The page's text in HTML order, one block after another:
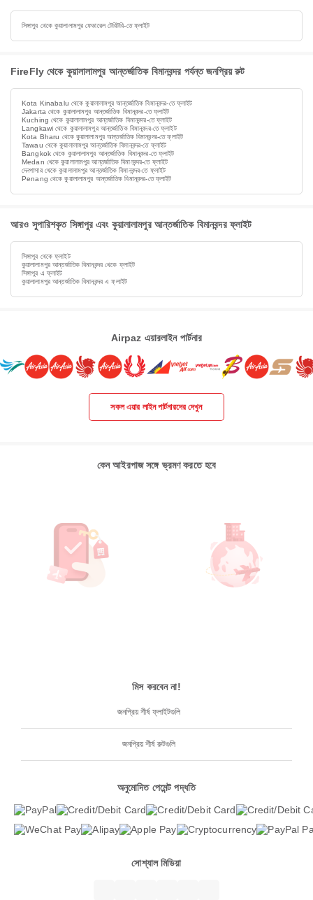
সিঙ্গাপুর থেকে কুয়ালালামপুর ফেডারেল টেরিটরি-তে ফ্লাইট
FireFly থেকে কুয়ালালামপুর আন্তর্জাতিক বিমানবন্দর পর্যন্ত জনপ্রিয় রুট
Kota Kinabalu থেকে কুয়ালালামপুর আন্তর্জাতিক বিমানবন্দর-তে ফ্লাইট
Jakarta থেকে কুয়ালালামপুর আন্তর্জাতিক বিমানবন্দর-তে ফ্লাইট
Kuching থেকে কুয়ালালামপুর আন্তর্জাতিক বিমানবন্দর-তে ফ্লাইট
Langkawi থেকে কুয়ালালামপুর আন্তর্জাতিক বিমানবন্দর-তে ফ্লাইট
Kota Bharu থেকে কুয়ালালামপুর আন্তর্জাতিক বিমানবন্দর-তে ফ্লাইট
Tawau থেকে কুয়ালালামপুর আন্তর্জাতিক বিমানবন্দর-তে ফ্লাইট
Bangkok থেকে কুয়ালালামপুর আন্তর্জাতিক বিমানবন্দর-তে ফ্লাইট
Medan থেকে কুয়ালালামপুর আন্তর্জাতিক বিমানবন্দর-তে ফ্লাইট
দেনপাসার থেকে কুয়ালালামপুর আন্তর্জাতিক বিমানবন্দর-তে ফ্লাইট
Penang থেকে কুয়ালালামপুর আন্তর্জাতিক বিমানবন্দর-তে ফ্লাইট
আরও সুপারিশকৃত সিঙ্গাপুর এবং কুয়ালালামপুর আন্তর্জাতিক বিমানবন্দর ফ্লাইট
সিঙ্গাপুর থেকে ফ্লাইট
কুয়ালালামপুর আন্তর্জাতিক বিমানবন্দর থেকে ফ্লাইট
সিঙ্গাপুর এ ফ্লাইট
কুয়ালালামপুর আন্তর্জাতিক বিমানবন্দর এ ফ্লাইট
Airpaz এয়ারলাইন পার্টনার
সকল এয়ার লাইন পার্টনারদের দেখুন
কেন আইরপাজ সঙ্গে ভ্রমণ করতে হবে
মিস করবেন না!
জনপ্রিয় শীর্ষ ফ্লাইটগুলি
জনপ্রিয় শীর্ষ রুটগুলি
অনুমোদিত পেমেন্ট পদ্ধতি
সোশ্যাল মিডিয়া